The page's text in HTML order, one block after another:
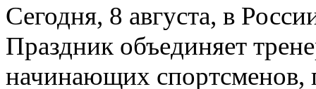
Сегодня, 8 августа, в
Праздник объединяет
начинающих